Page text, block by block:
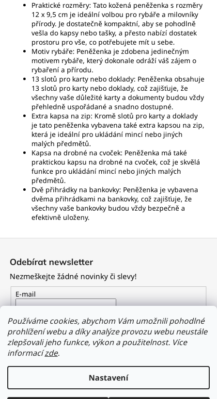
Používáme cookies, abychom Vám umožnili pohodlné
prohlížení webu a díky analýze provozu webu neustále
zlepšovali jeho funkce, výkon a použitelnost. Více
informacízde.
Nastavení
Praktické rozměry: Tato kožená peněženka s rozměry
12 x 9,5 cm je ideální volbou pro rybáře a milovníky
přírody. Je dostatečně kompaktní, aby se pohodlně
vešla do kapsy nebo tašky, a přesto nabízí dostatek
prostoru pro vše, co potřebujete mít u sebe.
Motiv rybáře: Peněženka je zdobena jedinečným
motivem rybáře, který dokonale odráží váš zájem o
rybaření a přírodu.
13 slotů pro karty nebo doklady: Peněženka obsahuje
13 slotů pro karty nebo doklady, což zajišťuje, že
všechny vaše důležité karty a dokumenty budou vždy
přehledně uspořádané a snadno dostupné.
Extra kapsa na zip: Kromě slotů pro karty a doklady
je tato peněženka vybavena také extra kapsou na zip,
která je ideální pro ukládání mincí nebo jiných
malých předmětů.
Kapsa na drobné na cvoček: Peněženka má také
praktickou kapsu na drobné na cvoček, což je skvělá
funkce pro ukládání mincí nebo jiných malých
předmětů.
Dvě přihrádky na bankovky: Peněženka je vybavena
dvěma přihrádkami na bankovky, což zajišťuje, že
všechny vaše bankovky budou vždy bezpečně a
efektivně uloženy.
í
Odebírat newsletter
Nezmeškejte žádné novinky či slevy!
E-mail
Vložením e-mailu souhlasíte s podmínkami ochrany
osobních údajů
PŘIHLÁSIT SE